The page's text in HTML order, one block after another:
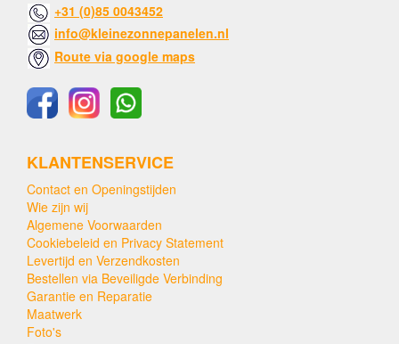
+31 (0)85 0043452
info@kleinezonnepanelen.nl
Route via google maps
KLANTENSERVICE
Contact en Openingstijden
Wie zijn wij
Algemene Voorwaarden
Cookiebeleid en Privacy Statement
Levertijd en Verzendkosten
Bestellen via Beveiligde Verbinding
Garantie en Reparatie
Maatwerk
Foto's